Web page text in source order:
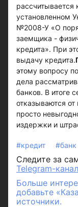
рассчитывается
установленном
№2008-У «О
заемщика -
кредита». При
выдачу кредита.
этому вопросу
дела
банков. В итоге
отказываются
просто
издержки и
#кредит #банк
Следите за
Telegram-
Больше
добавьте
источники.